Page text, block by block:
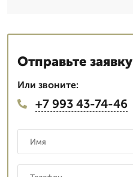
Отправьте заявку
Или звоните:
+7 993 43-74-46